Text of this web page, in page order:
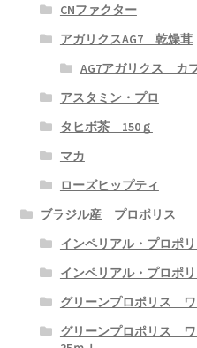
銀行振込（日本）
小切手（Personal
返品・キャンセルについ
ファミリー会員
健康情報
食に関してのニュース
医療に関してのニュー
CNファクター
アガリクスAG7 乾燥茸
AG7アガリクス カ
アスタミン・プロ
タヒボ茶 150ｇ
マカ
ローズヒップティ
ブラジル産 プロポリス
インペリアル・プロポ
インペリアル・プロポ
グリーンプロポリス ワ
グリーンプロポリス